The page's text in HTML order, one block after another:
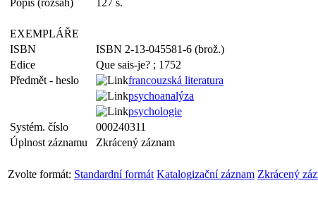
Popis (rozsah)
127 s.
EXEMPLÁŘE
ISBN
ISBN 2-13-045581-6 (brož.)
Edice
Que sais-je? ; 1752
Předmět - heslo
francouzská literatura
psychoanalýza
psychologie
Systém. číslo
000240311
Úplnost záznamu
Zkrácený záznam
Zvolte formát: Standardní formát Katalogizační záznam Zkrácený